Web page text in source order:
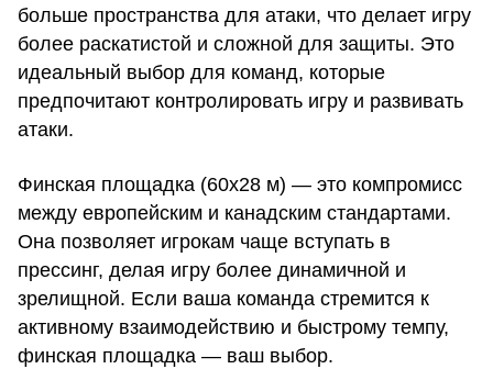
больше пространства для атаки, что делает игру
более раскатистой и сложной для защиты. Это
идеальный выбор для команд, которые
предпочитают контролировать игру и развивать
атаки.
Финская площадка (60х28 м) — это компромисс
между европейским и канадским стандартами.
Она позволяет игрокам чаще вступать в
прессинг, делая игру более динамичной и
зрелищной. Если ваша команда стремится к
активному взаимодействию и быстрому темпу,
финская площадка — ваш выбор.